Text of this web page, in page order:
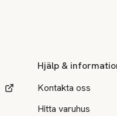
Hjälp &
Kontakta oss
Hitta varuhus